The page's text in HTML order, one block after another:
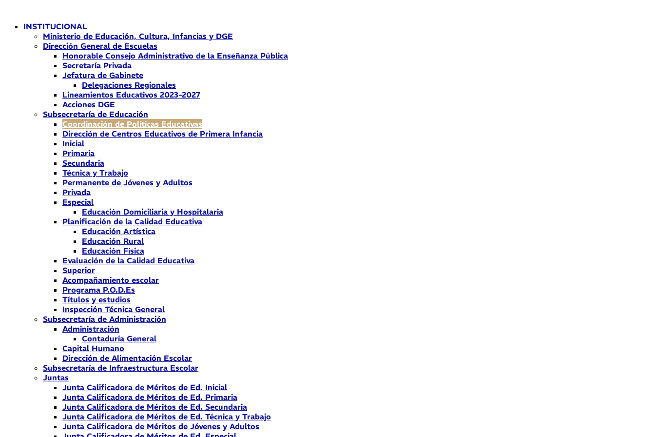
contenidoINSTITUCIONAL
Ministerio de Educación, Cultura, Infancias y DGE
Dirección General de Escuelas
Honorable Consejo Administrativo de la Enseñanza Pública
Secretaría Privada
Jefatura de Gabinete
Delegaciones Regionales
Lineamientos Educativos 2023-2027
Acciones DGE
Subsecretaría de Educación
Coordinación de Políticas Educativas
Dirección de Centros Educativos de Primera Infancia
Inicial
Primaria
Secundaria
Técnica y Trabajo
Permanente de Jóvenes y Adultos
Privada
Especial
Educación Domiciliaria y Hospitalaria
Planificación de la Calidad Educativa
Educación Artística
Educación Rural
Educación Física
Evaluación de la Calidad Educativa
Superior
Acompañamiento escolar
Programa P.O.D.Es
Títulos y estudios
Inspección Técnica General
Subsecretaría de Administración
Administración
Contaduría General
Capital Humano
Dirección de Alimentación Escolar
Subsecretaría de Infraestructura Escolar
Juntas
Junta Calificadora de Méritos de Ed. Inicial
Junta Calificadora de Méritos de Ed. Primaria
Junta Calificadora de Méritos de Ed. Secundaria
Junta Calificadora de Méritos de Ed. Técnica y Trabajo
Junta Calificadora de Méritos de Jóvenes y Adultos